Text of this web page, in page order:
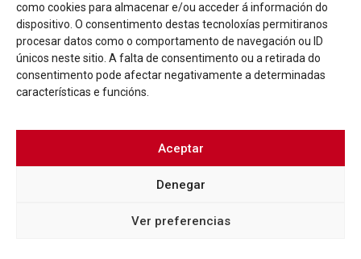
como cookies para almacenar e/ou acceder á información do
dispositivo. O consentimento destas tecnoloxías permitiranos
procesar datos como o comportamento de navegación ou ID
únicos neste sitio. A falta de consentimento ou a retirada do
consentimento pode afectar negativamente a determinadas
características e funcións.
Aceptar
Denegar
Ver preferencias
Facebook Twitter Youtube
Instagram
Rúa Ferrería, 45 Baixo 36202 Vigo (Pontevedra)
info@consorciocascovellovigo.org
| T. 986 442 638
Aviso Legal